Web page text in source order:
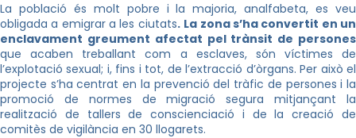
La població és molt pobre i la majoria, analfabeta, es veu
obligada a emigrar a les ciutats. La zona s’ha convertit en un
enclavament greument afectat pel trànsit de persones
que acaben treballant com a esclaves, són víctimes de
l’explotació sexual; i, fins i tot, de l’extracció d’òrgans. Per això el
projecte s’ha centrat en la prevenció del tràfic de persones i la
promoció de normes de migració segura mitjançant la
realització de tallers de conscienciació i de la creació de
comitès de vigilància en 30 llogarets.